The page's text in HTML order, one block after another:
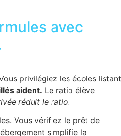
avec
privilégiez les écoles listant
aident. Le ratio élève
réduit le ratio.
Vous vérifiez le prêt de
simplifie la